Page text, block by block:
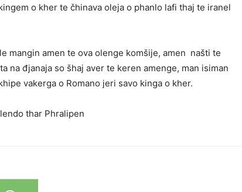
o kher te čhinava oleja o phanlo lafi thaj te iranel
mangin amen te ova olenge komšije, amen našti te
na đjanaja so šhaj aver te keren amenge, man isiman
vakerga o Romano jeri savo kinga o kher.
thar Phralipen